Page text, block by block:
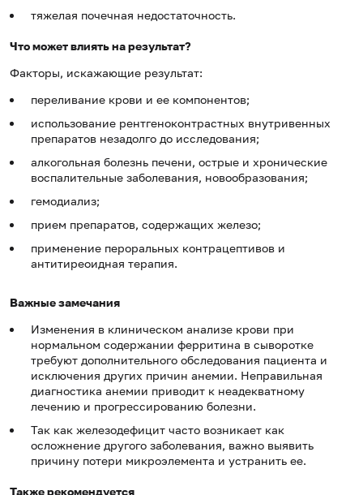
тяжелая почечная недостаточность.
Что может влиять на результат?
Факторы, искажающие результат:
переливание крови и ее компонентов;
использование рентгеноконтрастных внутривенных
препаратов незадолго до исследования;
алкогольная болезнь печени, острые и хронические
воспалительные заболевания, новообразования;
гемодиализ;
прием препаратов, содержащих железо;
применение пероральных контрацептивов и
антитиреоидная терапия.
Важные замечания
Изменения в клиническом анализе крови при
нормальном содержании ферритина в сыворотке
требуют дополнительного обследования пациента и
исключения других причин анемии. Неправильная
диагностика анемии приводит к неадекватному
лечению и прогрессированию болезни.
Так как железодефицит часто возникает как
осложнение другого заболевания, важно выявить
причину потери микроэлемента и устранить ее.
Также рекомендуется